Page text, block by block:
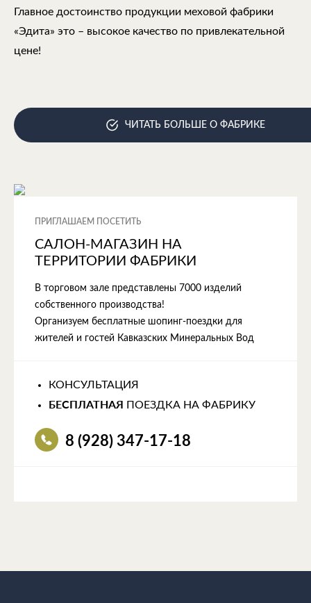
Главное достоинство продукции меховой фабрики
«Эдита» это – высокое качество по привлекательной
цене!
ЧИТАТЬ БОЛЬШЕ О ФАБРИКЕ
ПРИГЛАШАЕМ ПОСЕТИТЬ
САЛОН-МАГАЗИН НА
ТЕРРИТОРИИ ФАБРИКИ
В торговом зале представлены 7000 изделий
собственного производства!
Организуем бесплатные шопинг-поездки для
жителей и гостей Кавказских Минеральных Вод
КОНСУЛЬТАЦИЯ
БЕСПЛАТНАЯ ПОЕЗДКА НА ФАБРИКУ
8 (928) 347-17-18